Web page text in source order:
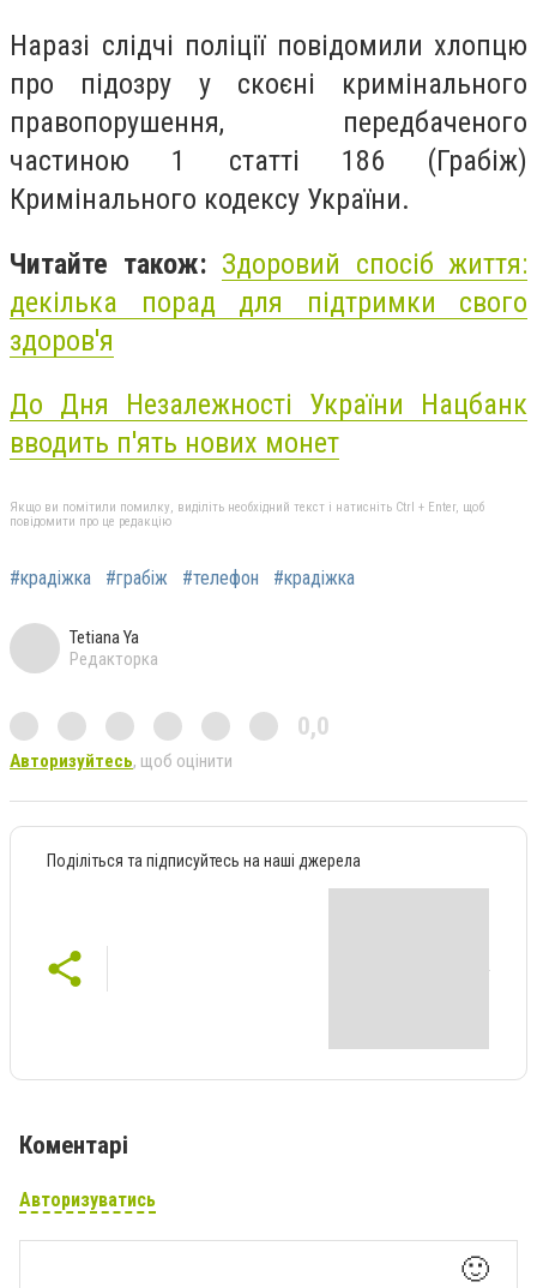
Наразі слідчі поліції повідомили хлопцю
про підозру у скоєні кримінального
правопорушення, передбаченого
частиною 1 статті 186 (Грабіж)
Кримінального кодексу України.
Читайте також: Здоровий спосіб життя:
декілька порад для підтримки свого
здоров'я
До Дня Незалежності України Нацбанк
вводить п'ять нових монет
Якщо ви помітили помилку, виділіть необхідний текст і натисніть Ctrl + Enter, щоб
повідомити про це редакцію
#крадіжка #грабіж #телефон #крадіжка
Tetiana Ya
Редакторка
0,0
Авторизуйтесь, щоб оцінити
Поділіться та підписуйтесь на наші джерела
Коментарі
Авторизуватись
🙂